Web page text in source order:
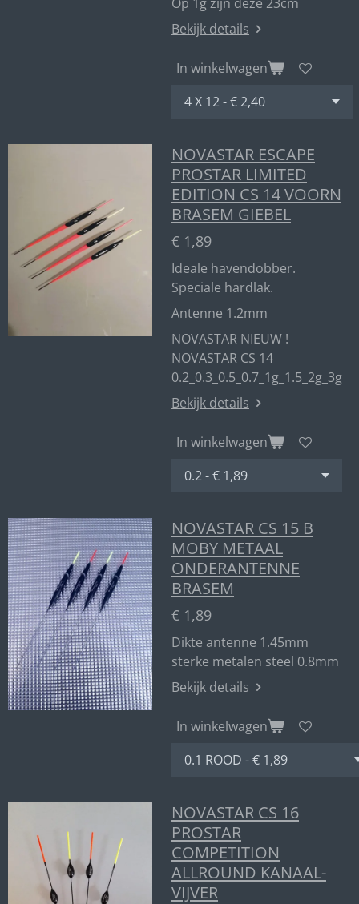
Bekijk details
In winkelwagen
NOVASTAR ESCAPE
PROSTAR LIMITED
EDITION CS 14 VOORN
BRASEM GIEBEL
€ 1,89
Ideale havendobber.
Speciale hardlak.
Antenne 1.2mm
NOVASTAR NIEUW !
NOVASTAR CS 14
0.2_0.3_0.5_0.7_1g_1.5_2g_3g
Bekijk details
In winkelwagen
NOVASTAR CS 15 B
MOBY METAAL
ONDERANTENNE
BRASEM
€ 1,89
Dikte antenne 1.45mm
sterke metalen steel 0.8mm
Bekijk details
In winkelwagen
NOVASTAR CS 16
PROSTAR
COMPETITION
ALLROUND KANAAL-
VIJVER